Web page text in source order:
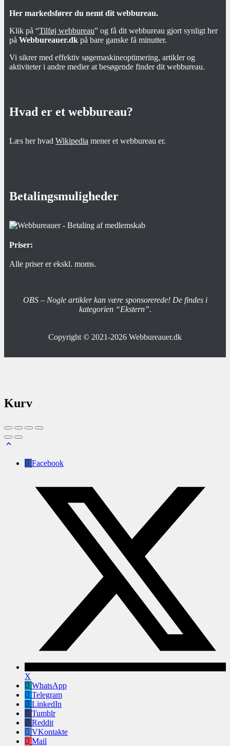
Her markedsfører du nemt dit webbureau.
Klik på “Tilføj webbureau” og få dit webbureau gjort synligt her
på Webbureauer.dk på bare ganske få minutter.
Vi sikrer med effektiv søgemaskineoptimering, artikler og
aktiviteter i andre medier at besøgende finder dit webbureau.
Hvad er et webbureau?
Læs her hvad Wikipedia mener et webbureau er.
Betalingsmuligheder
Priser:
Alle priser er ekskl. moms.
OBS – Nogle artikler kan være sponsorerede! De findes i
kategorien “Ekstern”.
Copyright © 2021-2026 Webbureauer.dk
Kurv
Facebook
X
WhatsApp
Telegram
LinkedIn
Tumblr
Reddit
VKontakte
Mail